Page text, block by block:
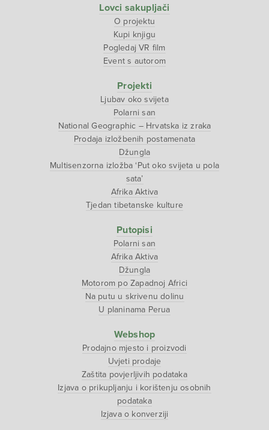
Lovci sakupljači
O projektu
Kupi knjigu
Pogledaj VR film
Event s autorom
Projekti
Ljubav oko svijeta
Polarni san
National Geographic – Hrvatska iz zraka
Prodaja izložbenih postamenata
Džungla
Multisenzorna izložba ‘Put oko svijeta u pola
sata’
Afrika Aktiva
Tjedan tibetanske kulture
Putopisi
Polarni san
Afrika Aktiva
Džungla
Motorom po Zapadnoj Africi
Na putu u skrivenu dolinu
U planinama Perua
Webshop
Prodajno mjesto i proizvodi
Uvjeti prodaje
Zaštita povjerljivih podataka
Izjava o prikupljanju i korištenju osobnih
podataka
Izjava o konverziji